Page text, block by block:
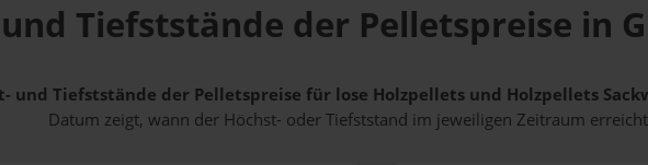
Tiefststände der Pelletspreise in
und Tiefststände der Pelletspreise für lose Holzpellets und Holzpellets
Datum zeigt, wann der Höchst- oder Tiefststand im jeweiligen Zeitraum